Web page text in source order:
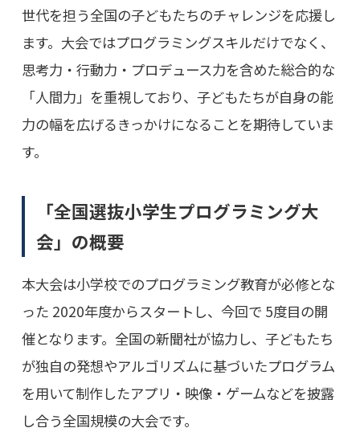
世代を担う全国の子どもたちのチャレンジを応援し
ます。大会ではプログラミングスキルだけでなく、
思考力・行動力・プロデュース力を含めた総合的な
「人間力」を重視しており、子どもたちが自身の能
力の幅を広げるきっかけになることを期待していま
す。
「全国選抜小学生プログラミング大
会」の概要
本大会は小学校でのプログラミング教育が必修とな
った 2020年度からスタートし、今回で 5度目の開
催となります。全国の新聞社が協力し、子どもたち
が独自の発想やアルゴリズムに基づいたプログラム
を用いて制作したアプリ・映像・ゲームなどを披露
し合う全国規模の大会です。